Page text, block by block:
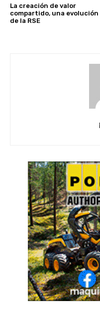
La creación de valor
compartido, una evolución
de la RSE